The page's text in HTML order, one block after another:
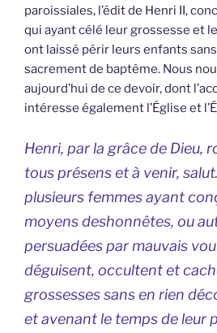
paroissiales, l’édit de Henri II,
qui ayant célé leur grossesse et
ont laissé périr leurs enfants
sacrement de baptême. Nous
aujourd’hui de ce devoir, dont
intéresse également l’Église et
Henri, par la grâce de Dieu,
tous présens et à venir,
plusieurs femmes ayant
moyens deshonnêtes, ou
persuadées par mauvais
déguisent, occultent et
grossesses sans en rien
et avenant le temps de leur